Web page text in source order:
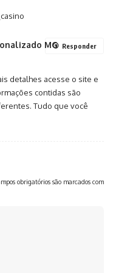
MG
detalhes acesse o site e
contidas são
Tudo que você
Responder
obrigatórios são marcados com